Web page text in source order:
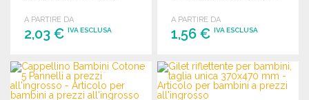
A PARTIRE DA
2,03 € IVA ESCLUSA
ORDINARE
Richiedi un preventivo
A PARTIRE DA
1,56 €IVA ESCLUSA
ORDINARE
Richiedi un preventivo